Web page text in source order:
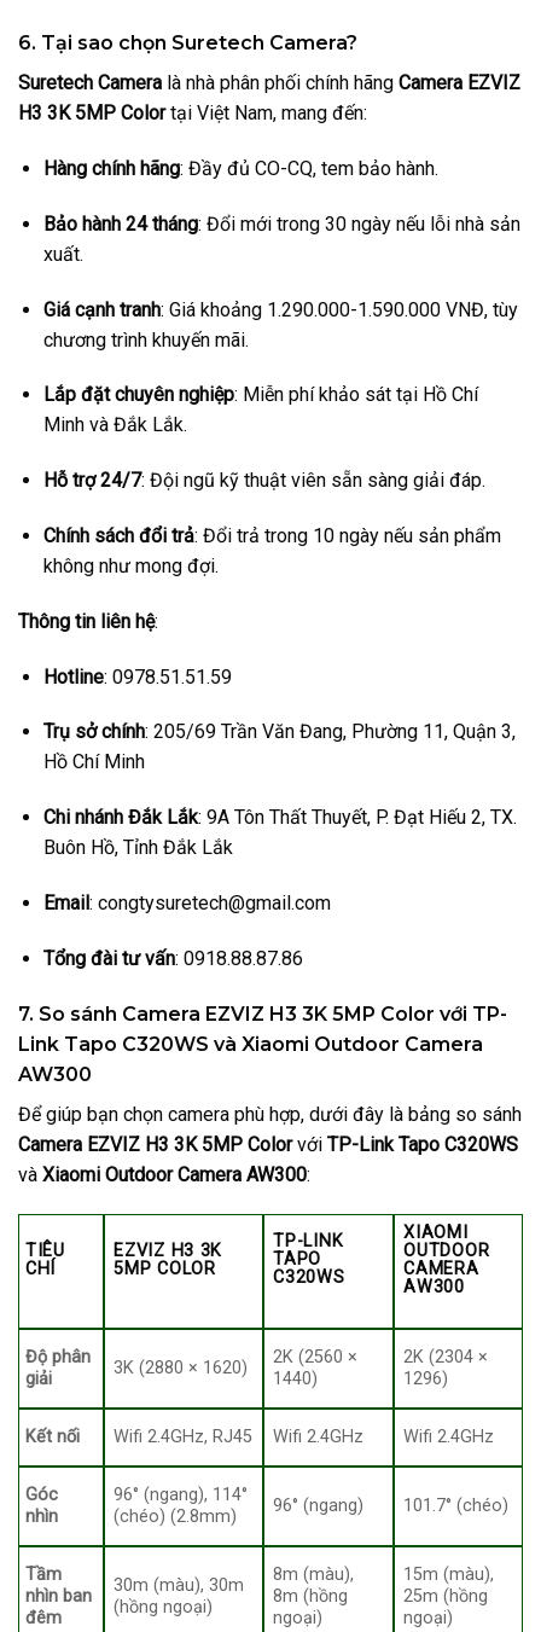
6. Tại sao chọn Suretech Camera?
Suretech Camera là nhà phân phối chính hãng Camera EZVIZ
H3 3K 5MP Colortại Việt Nam, mang đến:
Hàng chính hãng: Đầy đủ CO-CQ, tem bảo hành.
Bảo hành 24 tháng: Đổi mới trong 30 ngày nếu lỗi nhà sản
xuất.
Giá cạnh tranh: Giá khoảng 1.290.000-1.590.000 VNĐ, tùy
chương trình khuyến mãi.
Lắp đặt chuyên nghiệp: Miễn phí khảo sát tại Hồ Chí
Minh và Đắk Lắk.
Hỗ trợ 24/7: Đội ngũ kỹ thuật viên sẵn sàng giải đáp.
Chính sách đổi trả: Đổi trả trong 10 ngày nếu sản phẩm
không như mong đợi.
Thông tin liên hệ:
Hotline: 0978.51.51.59
Trụ sở chính: 205/69 Trần Văn Đang, Phường 11, Quận 3,
Hồ Chí Minh
Chi nhánh Đắk Lắk: 9A Tôn Thất Thuyết, P. Đạt Hiếu 2, TX.
Buôn Hồ, Tỉnh Đắk Lắk
Email: congtysuretech@gmail.com
Tổng đài tư vấn: 0918.88.87.86
7. So sánh Camera EZVIZ H3 3K 5MP Color với TP-
Link Tapo C320WS và Xiaomi Outdoor Camera
AW300
Để giúp bạn chọn camera phù hợp, dưới đây là bảng so sánh
Camera EZVIZ H3 3K 5MP Colorvới TP-Link Tapo C320WS
và Xiaomi Outdoor Camera AW300:
TIÊU
CHÍ
EZVIZ H3 3K
5MP COLOR
TP-LINK
TAPO
C320WS
XIAOMI
OUTDOOR
CAMERA
AW300
Độ phân
giải
3K (2880 × 1620)
2K (2560 ×
1440)
2K (2304 ×
1296)
Kết nối Wifi 2.4GHz, RJ45 Wifi 2.4GHz Wifi 2.4GHz
Góc
nhìn
96° (ngang), 114°
(chéo) (2.8mm)
96° (ngang) 101.7° (chéo)
Tầm
nhìn ban
đêm
30m (màu), 30m
(hồng ngoại)
8m (màu),
8m (hồng
ngoại)
15m (màu),
25m (hồng
ngoại)